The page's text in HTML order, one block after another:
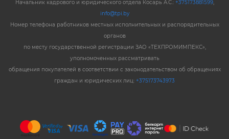
Начальник кадрового и юридического отдела Косарь А.С.: +375173881599,
info@tpi.by
Номер телефона работников местных исполнительных и распорядительных
органов
по месту государственной регистрации ЗАО «ТЕХПРОМИМПЕКС»,
уполномоченных рассматривать
обращения покупателей в соответствии с законодательством об обращениях
граждан и юридических лиц: +375173743973